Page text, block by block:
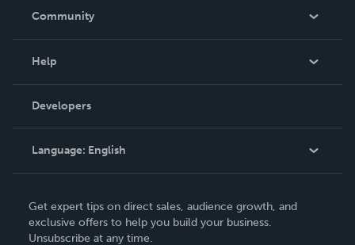
In The News
Community
Podcast
Help
Order Lookup
Knowledge Base
Contact Support
Developers
Language: English
Deutsch
Français
Get expert tips on direct sales, audience growth, and
exclusive offers to help you build your business.
Unsubscribe at any time.